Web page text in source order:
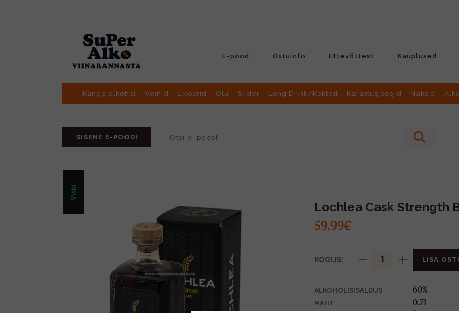
E-pood Ostuinfo Ettevõttest Kauplused
Kange alkohol Veinid Liköörid Õlu Siider Long Drink/Kokteil Karastusjoogid Näksid
SISENE E-POODI
Viski
Lochlea Cask Strength
59.99€
KOGUS: LISA
ALKOHOLISISALDUS 60%
MAHT 0.7l